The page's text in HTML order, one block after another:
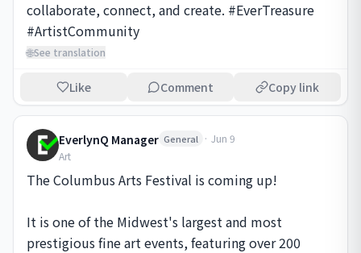
collaborate, connect, and create. #EverTreasure
#ArtistCommunity
🌐See translation
Like Comment Copy link
EverlynQ Manager General · Jun 9
Art
The Columbus Arts Festival is coming up!
It is one of the Midwest's largest and most
prestigious fine art events, featuring over 200